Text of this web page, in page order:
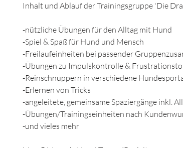
Inhalt und Ablauf der Trainingsgruppe 'Die
​-nützliche Übungen für den Alltag mit Hund
-Spiel & Spaß für Hund und Mensch
-Freilaufeinheiten bei passender
-Übungen zu Impulskontrolle &
-Reinschnuppern in verschiedene
-Erlernen von Tricks
-angeleitete, gemeinsame Spaziergänge inkl.
-Übungen/Trainingseinheiten nach
-und vieles mehr​